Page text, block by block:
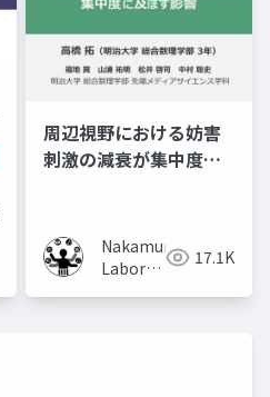
化粧工程 フローチャート
周辺視野における妨害
刺激の減衰が集中度に
Nakamura
Laboratory 17.1K